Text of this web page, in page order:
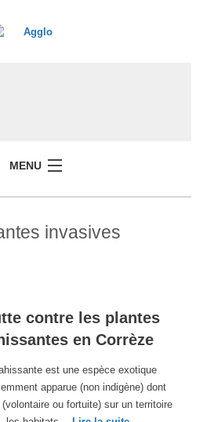
MENU
invasives
contre les plantes
en Corrèze
est une espèce exotique
apparue (non indigène) dont
(volontaire ou fortuite) sur un territoire